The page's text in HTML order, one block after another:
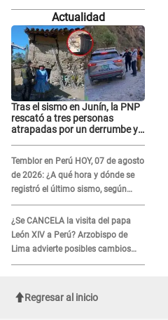
“Quizá se han editado...”
Actualidad
Tras el sismo en Junín, la PNP
rescató a tres personas
atrapadas por un derrumbe y
Temblor en Perú HOY, 07 de agosto
de 2026: ¿A qué hora y dónde se
registró el último sismo, según
IGP?
¿Se CANCELA la visita del papa
León XIV a Perú? Arzobispo de
Lima advierte posibles cambios
por fénomeno El Niño
Regresar al inicio